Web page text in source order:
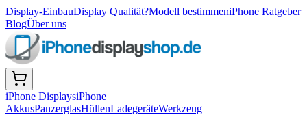
Display-EinbauDisplay Qualität?Modell bestimmeniPhone Ratgeber
BlogÜber uns
iPhone DisplaysiPhone
AkkusPanzerglasHüllenLadegeräteWerkzeug